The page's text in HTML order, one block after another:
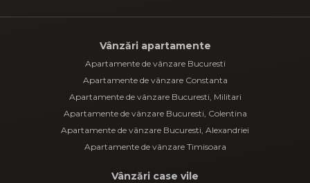
Vânzări apartamente
Apartamente de vânzare Bucuresti
Apartamente de vânzare Constanta
Apartamente de vânzare Bucuresti, Militari
Apartamente de vânzare Bucuresti, Colentina
Apartamente de vânzare Bucuresti, Alexandriei
Apartamente de vânzare Timisoara
Vânzări case vile